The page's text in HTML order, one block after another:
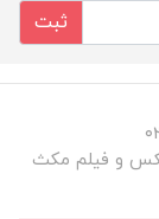
ثبت